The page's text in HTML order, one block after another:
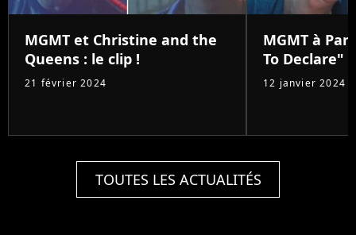
MGMT et Christine and the
Queens : le clip !
21 février 2024
MGMT à
To Declare"
12 janvier 2024
TOUTES LES ACTUALITÉS